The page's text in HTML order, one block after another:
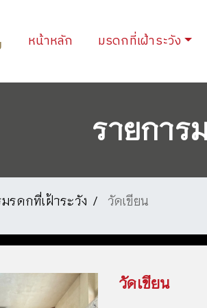
หน้าหลัก (current)
มรดกที่เฝ้าระวัง
รายการ
รดกที่เฝ้าระวัง วัดเขียน
วัดเขียน